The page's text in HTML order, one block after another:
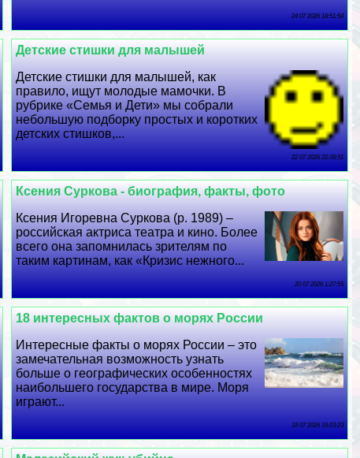
24 07 2026 18:51:54
Детские стишки для малышей
Детские стишки для малышей, как
правило, ищут молодые мамочки. В
рубрике «Семья и Дети» мы собрали
небольшую подборку простых и коротких
детских стишков,...
22 07 2026 22:39:51
Ксения Суркова - биография, факты, фото
Ксения Игоревна Суркова (р. 1989) –
российская актриса театра и кино. Более
всего она запомнилась зрителям по
таким картинам, как «Кризис нежного...
20 07 2026 1:27:55
18 интересных фактов о морях России
Интересные факты о морях России – это
замечательная возможность узнать
больше о географических особенностях
наибольшего государства в мире. Моря
играют...
18 07 2026 19:23:23